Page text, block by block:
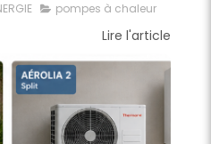
pompes à chaleur
Lire l'article